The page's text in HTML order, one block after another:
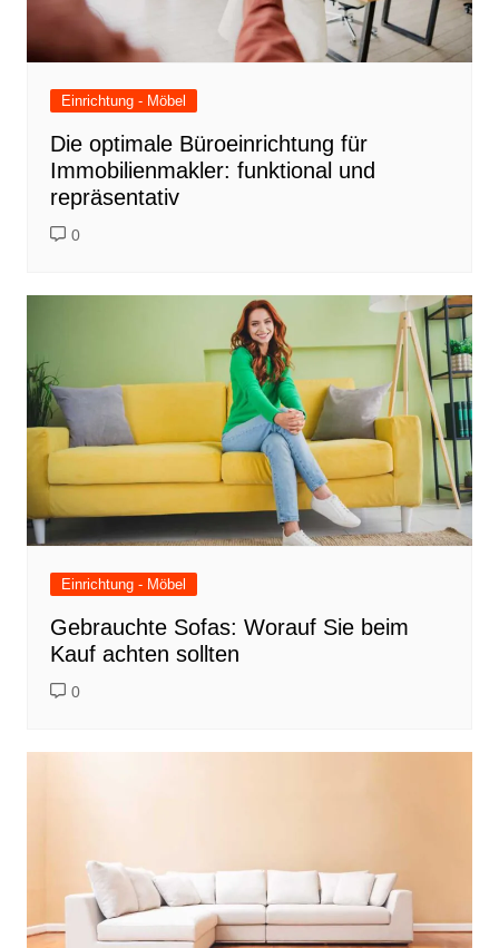
Einrichtung - Möbel
Die optimale Büroeinrichtung für
Immobilienmakler: funktional und
repräsentativ
0
Einrichtung - Möbel
Gebrauchte Sofas: Worauf Sie beim
Kauf achten sollten
0